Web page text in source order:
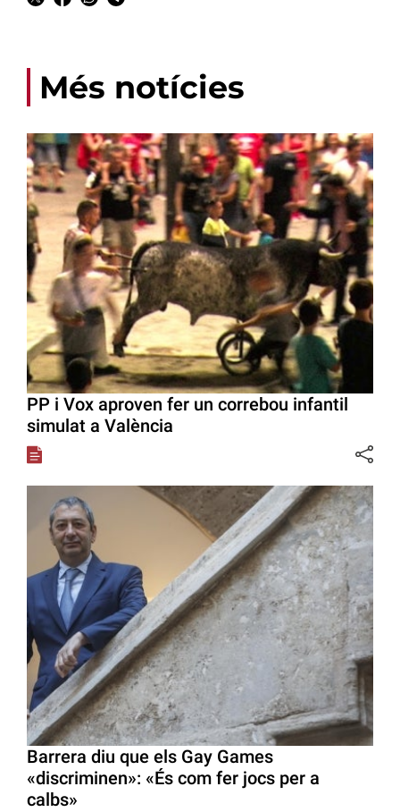
Més notícies
PP i Vox aproven fer un correbou infantil
simulat a València
Barrera diu que els Gay Games
«discriminen»: «És com fer jocs per a
calbs»